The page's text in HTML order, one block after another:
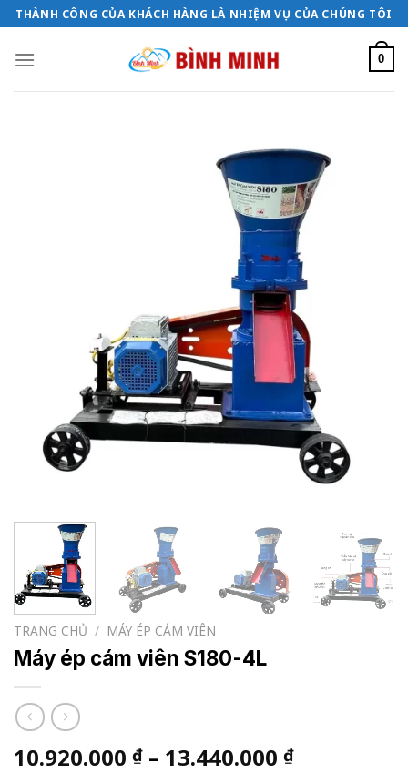
Bỏ
qua
nội
THÀNH CÔNG CỦA KHÁCH HÀNG LÀ NHIỆM VỤ CỦA CHÚNG TÔI
0
TRANG CHỦ / MÁY ÉP CÁM VIÊN
Máy ép cám viên S180-4L
10.920.000 ₫ – 13.440.000 ₫Khoảng